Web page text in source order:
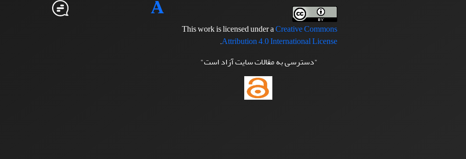
This work is licensed under aCreative Commons
Attribution 4.0 International License
.
"دسترسی به مقالات سایت آزاد است"